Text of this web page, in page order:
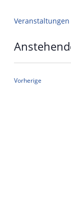
Veranstaltungen
Vorherige